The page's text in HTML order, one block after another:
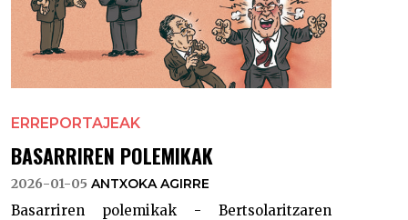
ERREPORTAJEAK
BASARRIREN POLEMIKAK
2026-01-05 ANTXOKA AGIRRE
Basarriren polemikak - Bertsolaritzaren